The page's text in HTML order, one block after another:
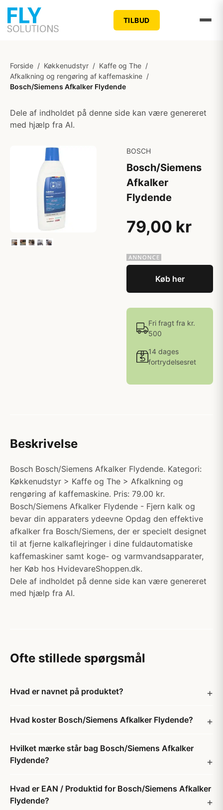
TILBUD
Forside / Køkkenudstyr / Kaffe og The /
Afkalkning og rengøring af kaffemaskine /
Bosch/Siemens Afkalker Flydende
Dele af indholdet på denne side kan være genereret
med hjælp fra AI.
BOSCH
Bosch/Siemens
Afkalker
Flydende
79,00 kr
Køb her
Fri fragt fra kr.
500
14 dages
fortrydelsesret
Beskrivelse
Bosch Bosch/Siemens Afkalker Flydende. Kategori:
Køkkenudstyr > Kaffe og The > Afkalkning og
rengøring af kaffemaskine. Pris: 79.00 kr.
Bosch/Siemens Afkalker Flydende - Fjern kalk og
bevar din apparaters ydeevne Opdag den effektive
afkalker fra Bosch/Siemens, der er specielt designet
til at fjerne kalkaflejringer i dine fuldautomatiske
kaffemaskiner samt koge- og varmvandsapparater,
her Køb hos HvidevareShoppen.dk.
Dele af indholdet på denne side kan være genereret
med hjælp fra AI.
Ofte stillede spørgsmål
Hvad er navnet på produktet?
Hvad koster Bosch/Siemens Afkalker Flydende?
Hvilket mærke står bag Bosch/Siemens Afkalker
Flydende?
Hvad er EAN / Produktid for Bosch/Siemens Afkalker
Flydende?